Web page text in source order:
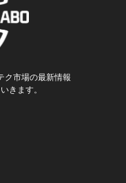
ク市場の最新情報
きます。